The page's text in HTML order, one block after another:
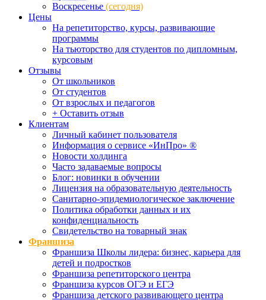
Воскресенье (сегодня)
Цены
На репетиторство, курсы, развивающие
программы
На тьюторство для студентов по дипломным,
курсовым
Отзывы
От школьников
От студентов
От взрослых и педагогов
+ Оставить отзыв
Клиентам
Личный кабинет пользователя
Информация о сервисе «ИнПро» ®
Новости холдинга
Часто задаваемые вопросы
Блог: новинки в обучении
Лицензия на образовательную деятельность
Санитарно-эпидемиологическое заключение
Политика обработки данных и их
конфиденциальность
Свидетельство на товарный знак
Франшиза
Франшиза Школы лидера: бизнес, карьера для
детей и подростков
Франшиза репетиторского центра
Франшиза курсов ОГЭ и ЕГЭ
Франшиза детского развивающего центра